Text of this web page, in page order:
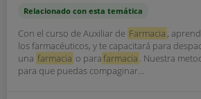
Relacionado con esta temática
Con el curso de Auxiliar de Farmacia ,
los farmacéuticos, y te capacitará para
una farmacia o parafarmacia . Nuestra
para que puedas compaginar...